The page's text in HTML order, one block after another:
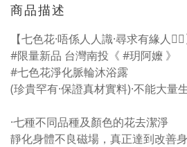
商品描述
【七色花·唔係人人識·尋求有緣人🧘‍♀️
#限量新品 台灣南投《 #玥阿嬤 》
#七色花淨化脈輪沐浴露
(珍貴罕有·保證真材實料)·不能大量
·七種不同品種及顏色的花去潔淨
靜化身體不良磁場，真正達到改善